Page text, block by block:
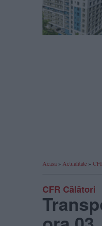
Acasa » Actualitate »
CFR Călători